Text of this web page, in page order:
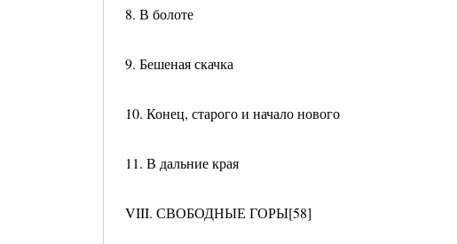
8. В болоте
9. Бешеная скачка
10. Конец, старого и начало нового
11. В дальние края
VIII. СВОБОДНЫЕ ГОРЫ[58]